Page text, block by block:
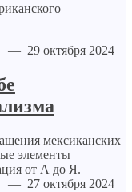
— 29 октября 2024
мексиканских
элементы
от А до Я.
— 27 октября 2024